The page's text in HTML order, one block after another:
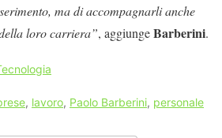
ma di accompagnarli anche
loro carriera”, aggiungeBarberini.
, lavoro, Paolo Barberini, personale